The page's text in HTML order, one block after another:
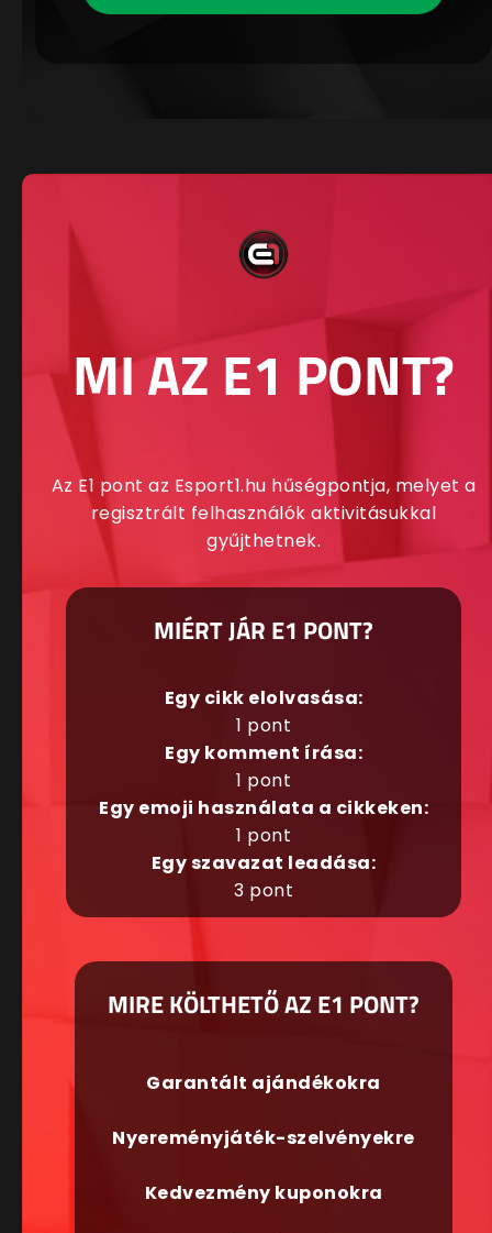
MI AZ E1 PONT?
Az E1 pont az Esport1.hu hűségpontja, melyet a
regisztrált felhasználók aktivitásukkal
gyűjthetnek.
MIÉRT JÁR E1 PONT?
Egy cikk elolvasása:
1 pont
Egy komment írása:
1 pont
Egy emoji használata a cikkeken:
1 pont
Egy szavazat leadása:
3 pont
MIRE KÖLTHETŐ AZ E1 PONT?
Garantált ajándékokra
Nyereményjáték-szelvényekre
Kedvezmény kuponokra